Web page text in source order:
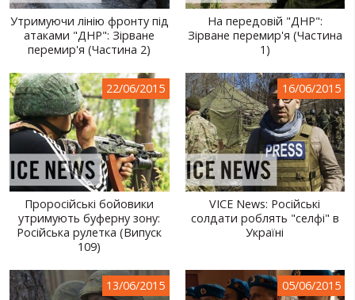
Утримуючи лінію фронту під
атаками "ДНР": Зірване
перемир'я (Частина 2)
На передовій "ДНР":
Зірване перемир'я (Частина
1)
22/06/2015
Проросійські бойовики
утримують буферну зону:
Російська рулетка (Випуск
109)
16/06/2015
VICE News: Російські
солдати роблять "селфі" в
Україні
13/06/2015 05/06/2015